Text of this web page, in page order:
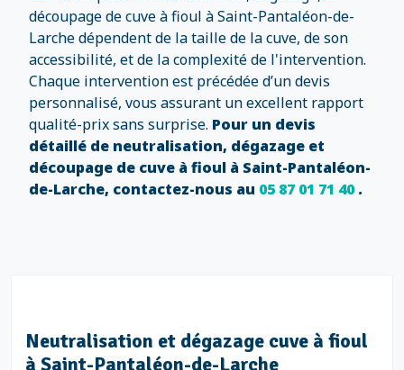
découpage de cuve à fioul à Saint-Pantaléon-de-
Larche dépendent de la taille de la cuve, de son
accessibilité, et de la complexité de l'intervention.
Chaque intervention est précédée d’un devis
personnalisé, vous assurant un excellent rapport
qualité-prix sans surprise. Pour un devis
détaillé de neutralisation, dégazage et
découpage de cuve à fioul à Saint-Pantaléon-
de-Larche, contactez-nous au 05 87 01 71 40.
Neutralisation et dégazage cuve à fioul
à Saint-Pantaléon-de-Larche